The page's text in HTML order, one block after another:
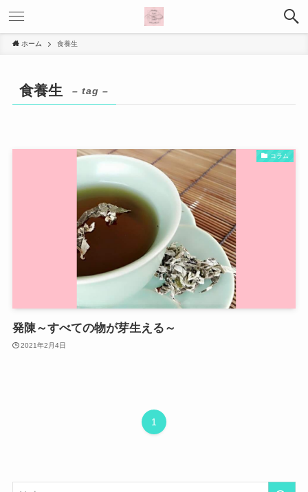
ホーム 食養生
食養生 – tag –
コラム
発陳～すべての物が芽生える～
2021年2月4日
1